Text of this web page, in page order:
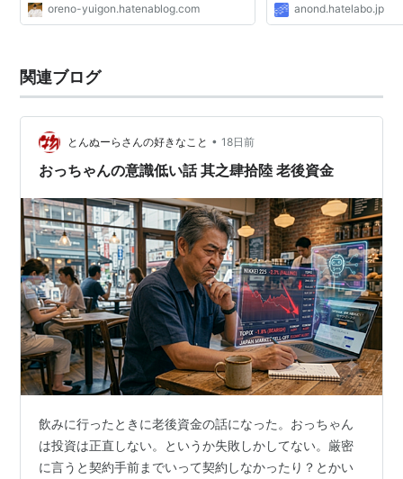
oreno-yuigon.hatenablog.com anond.hatelabo.jp
関連ブログ
とんぬーらさんの好きなこと • 18日前
おっちゃんの意識低い話 其之肆拾陸 老後資金
飲みに行ったときに老後資金の話になった。おっちゃん
は投資は正直しない。というか失敗しかしてない。厳密
に言うと契約手前までいって契約しなかったり？とかい